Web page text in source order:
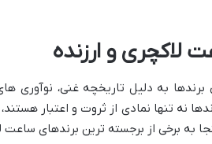
لاکچری و ارزنده
به دلیل تاریخچه غنی، نوآوری
نه تنها نمادی از ثروت و اعتبار
به برخی از برجسته ترین برندهای ساعت